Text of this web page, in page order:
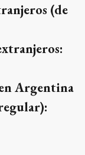
(de
Argentina